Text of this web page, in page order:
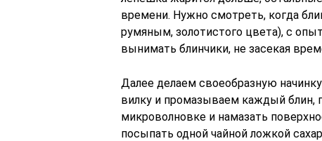
времени. Нужно смотреть, когда
румяным, золотистого цвета), с
вынимать блинчики, не засекая
Далее делаем своеобразную
вилку и промазываем каждый блин,
микроволновке и намазать
посыпать одной чайной ложкой